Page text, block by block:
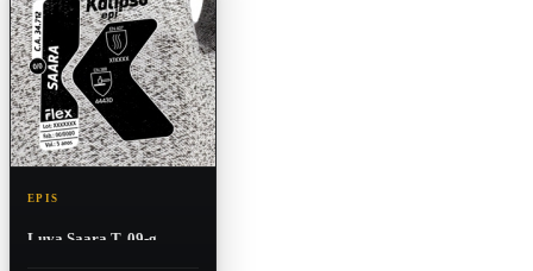
EPIS
Luva Saara T. 09-g